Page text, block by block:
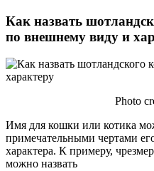
Как назвать
по внешнему виду и
Photo
Имя для кошки или котика
примечательными чертами
характера. К примеру,
можно назвать